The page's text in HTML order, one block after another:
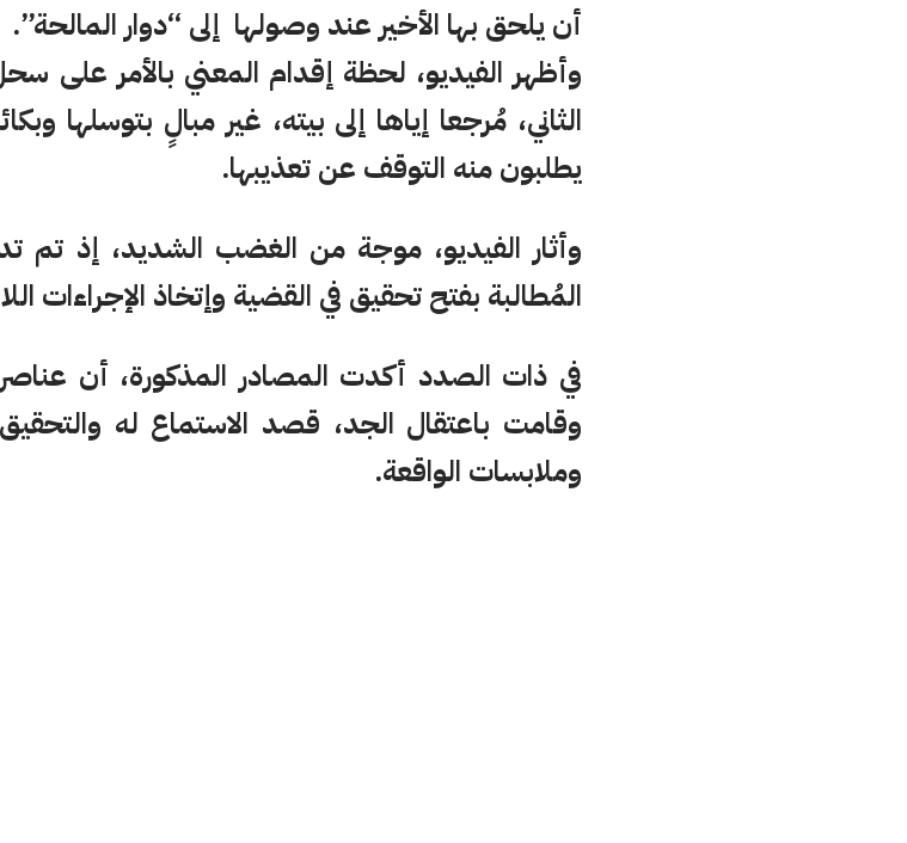
أن يلحق بها الأخير عند وصولها إلى “دوار المالحة”.
وأظهر الفيديو، لحظة إقدام المعني بالأمر على
الثاني، مُرجعا إياها إلى بيته، غير مبالٍ بتوسلها
يطلبون منه التوقف عن تعذيبها.
وأثار الفيديو، موجة من الغضب الشديد، إذ تم
المُطالبة بفتح تحقيق في القضية وإتخاذ الإجراءات
في ذات الصدد أكدت المصادر المذكورة، أن
وقامت باعتقال الجد، قصد الاستماع له
وملابسات الواقعة.